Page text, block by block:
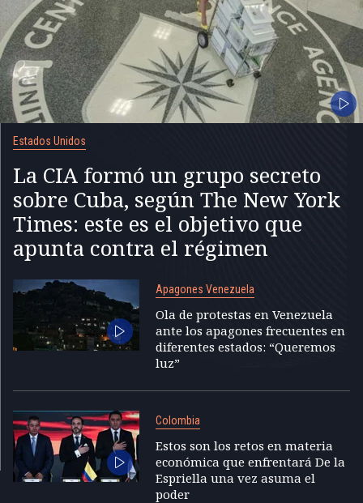
Estados Unidos
La CIA formó un grupo secreto
sobre Cuba, según The New York
Times: este es el objetivo que
apunta contra el régimen
Apagones Venezuela
Ola de protestas en Venezuela
ante los apagones frecuentes en
diferentes estados: “Queremos
luz”
Colombia
Estos son los retos en materia
económica que enfrentará De la
Espriella una vez asuma el
poder